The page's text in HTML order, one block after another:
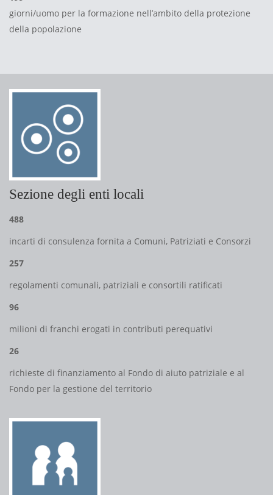
giorni/uomo per la formazione nell’ambito della protezione
della popolazione
Sezione degli enti locali
488
incarti di consulenza fornita a Comuni, Patriziati e Consorzi
257
regolamenti comunali, patriziali e consortili ratificati
96
milioni di franchi erogati in contributi perequativi
26
richieste di finanziamento al Fondo di aiuto patriziale e al
Fondo per la gestione del territorio